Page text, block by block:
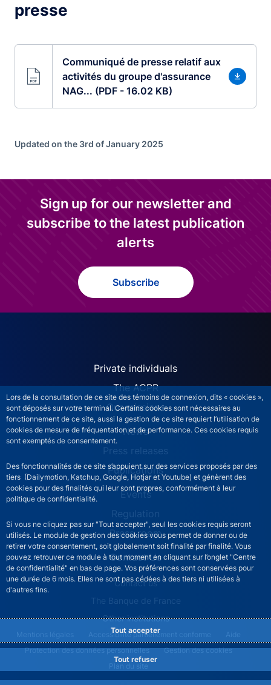
Lors de la consultation de ce site des témoins de connexion, dits « cookies »,
sont déposés sur votre terminal. Certains cookies sont nécessaires au
fonctionnement de ce site, aussi la gestion de ce site requiert l’utilisation de
cookies de mesure de fréquentation et de performance. Ces cookies requis
sont exemptés de consentement.
Des fonctionnalités de ce site s’appuient sur des services proposés par des
tiers (Dailymotion, Katchup, Google, Hotjar et Youtube) et génèrent des
cookies pour des finalités qui leur sont propres, conformément à leur
politique de confidentialité.
Si vous ne cliquez pas sur "Tout accepter", seul les cookies requis seront
utilisés. Le module de gestion des cookies vous permet de donner ou de
retirer votre consentement, soit globalement soit finalité par finalité. Vous
pouvez retrouver ce module à tout moment en cliquant sur l’onglet "Centre
de confidentialité" en bas de page. Vos préférences sont conservées pour
une durée de 6 mois. Elles ne sont pas cédées à des tiers ni utilisées à
d'autres fins.
Tout accepter
Tout refuser
presse
Communiqué de presse relatif aux
activités du groupe d'assurance
NAG... (PDF - 16.02 KB)
Updated on the 3rd of January 2025
Sign up for our newsletter and
subscribe to the latest publication
alerts
Subscribe
ACPR site navigation
Private individuals
The ACPR
Our missions
News
Press releases
Publications
Events
Regulation
Press room
Contact Us
ACPR footer secondary menu (English)
Contact us
The Banque de France
Other institutions
ACPR footer legal notice menu
Mentions légales Accessibilité partiellement conforme
Aide
Protection des données personnelles
Gestion des cookies
Plan du site